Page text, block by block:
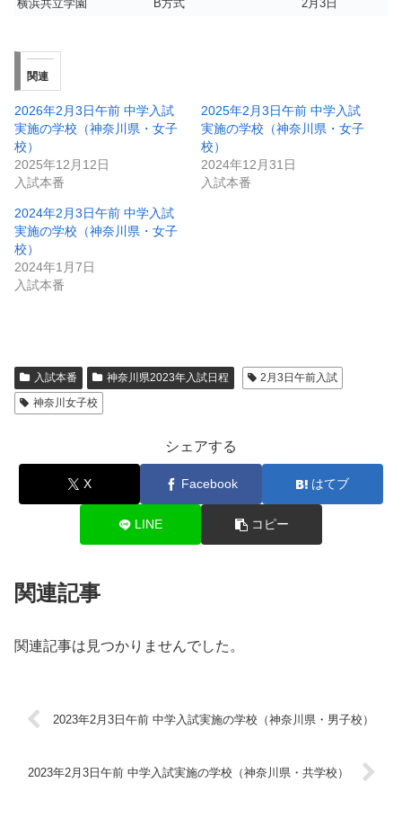
横浜共立学園
B方式 2月3日
関連
2026年2月3日午前 中学入試
実施の学校（神奈川県・女子
校）
2025年12月12日
入試本番
2025年2月3日午前 中学入試
実施の学校（神奈川県・女子
校）
2024年12月31日
入試本番
2024年2月3日午前 中学入試
実施の学校（神奈川県・女子
校）
2024年1月7日
入試本番
入試本番 神奈川県2023年入試日程
2月3日午前入試
神奈川女子校
シェアする
X Facebook はてブ
LINE コピー
関連記事
関連記事は見つかりませんでした。
2023年2月3日午前 中学入試実施の学校（神奈川県・男子校）
2023年2月3日午前 中学入試実施の学校（神奈川県・共学校）